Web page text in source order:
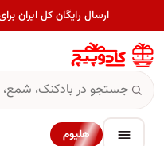
ارسال رایگان کل ایران برای
هلیوم